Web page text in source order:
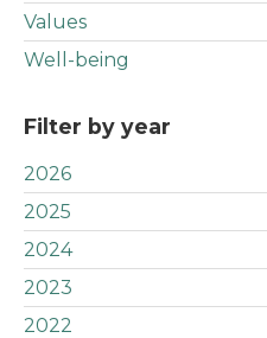
Values
Well-being
Filter by year
2026
2025
2024
2023
2022